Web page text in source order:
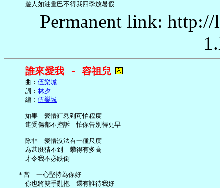
Permanent link:
誰來愛我 - 容祖兒
     曲︰
伍樂城
     詞︰
林夕
     編︰
伍樂城
     如果　愛情狂烈到可怕程度
     連受傷都不控訴　怕你告別得更早
     除非　愛情沒法有一種尺度
     為甚麼猜不到　攀得有多高
     才令我不必跌倒
   ＊當　一心堅持為你好
     你也將雙手亂抱　還有誰待我好